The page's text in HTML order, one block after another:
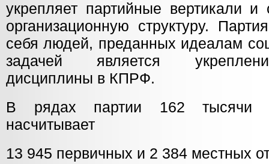
укрепляет партийные вертикали и
организационную структуру.
себя людей, преданных идеалам
задачей является
дисциплины в КПРФ.
В рядах партии 162 тысячи
насчитывает
13 945 первичных и 2 384 местных